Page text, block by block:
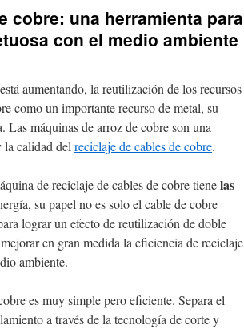
cobre: una herramienta para
con el medio ambiente
aumentando, la reutilización de los recursos
como un importante recurso de metal, su
Las máquinas de arroz de cobre son una
la calidad del reciclaje de cables de cobre.
de reciclaje de cables de cobre tienelas
su papel no es solo el cable de cobre
lograr un efecto de reutilización de doble
en gran medida la eficiencia de reciclaje
ambiente.
es muy simple pero eficiente. Separa el
a través de la tecnología de corte y